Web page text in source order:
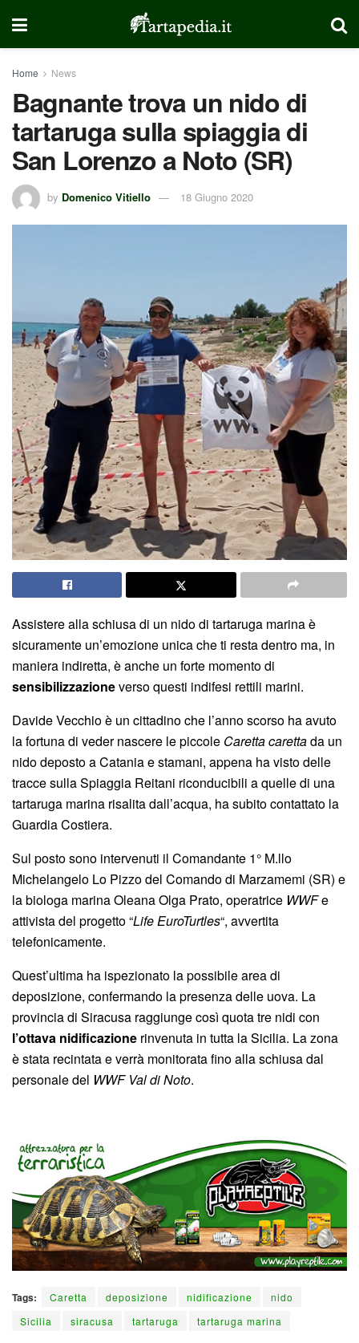
Home News
Bagnante trova un nido di
tartaruga sulla spiaggia di
San Lorenzo a Noto (SR)
by Domenico Vitiello 18 Giugno 2020
Assistere alla schiusa di un nido di tartaruga marina è
sicuramente un’emozione unica che ti resta dentro ma, in
maniera indiretta, è anche un forte momento di
sensibilizzazioneverso questi indifesi rettili marini.
Davide Vecchio è un cittadino che l’anno scorso ha avuto
la fortuna di veder nascere le piccole Caretta carettada un
nido deposto a Catania e stamani, appena ha visto delle
tracce sulla Spiaggia Reitani riconducibili a quelle di una
tartaruga marina risalita dall’acqua, ha subito contattato la
Guardia Costiera.
Sul posto sono intervenuti il Comandante 1° M.llo
Michelangelo Lo Pizzo del Comando di Marzamemi (SR) e
la biologa marina Oleana Olga Prato, operatrice WWFe
attivista del progetto “Life EuroTurtles“, avvertita
telefonicamente.
Quest’ultima ha ispezionato la possibile area di
deposizione, confermando la presenza delle uova. La
provincia di Siracusa raggiunge così quota tre nidi con
l’ottava nidificazione rinvenuta in tutta la Sicilia. La zona
è stata recintata e verrà monitorata fino alla schiusa dal
personale del WWF Val di Noto.
Tags: Caretta deposizione nidificazione
nido
Sicilia
siracusa tartaruga tartaruga marina